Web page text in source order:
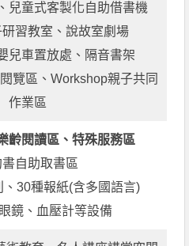
兒童式客製化自助借書機
習教室、說故室劇場
兒車置放處、隔音書架
覽區、Workshop親子共同
作業區
齡閱讀區、特殊服務區
自助取書區
30種報紙(含多國語言)
鏡、血壓計等設備